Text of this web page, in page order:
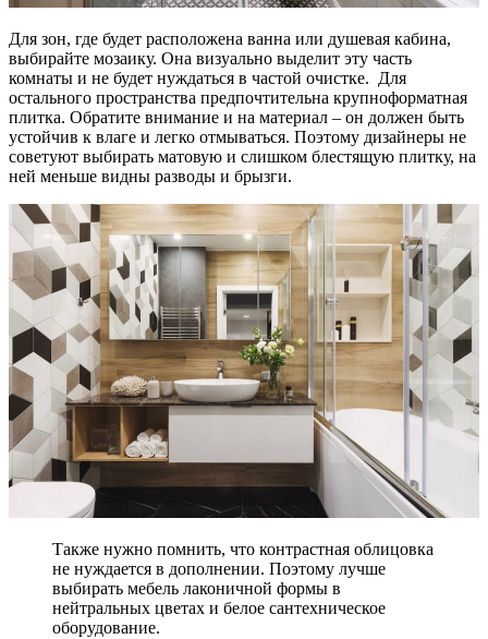
Для зон, где будет расположена ванна или душевая кабина,
выбирайте мозаику. Она визуально выделит эту часть
комнаты и не будет нуждаться в частой очистке. Для
остального пространства предпочтительна крупноформатная
плитка. Обратите внимание и на материал – он должен быть
устойчив к влаге и легко отмываться. Поэтому дизайнеры не
советуют выбирать матовую и слишком блестящую плитку, на
ней меньше видны разводы и брызги.
Также нужно помнить, что контрастная облицовка
не нуждается в дополнении. Поэтому лучше
выбирать мебель лаконичной формы в
нейтральных цветах и белое сантехническое
оборудование.